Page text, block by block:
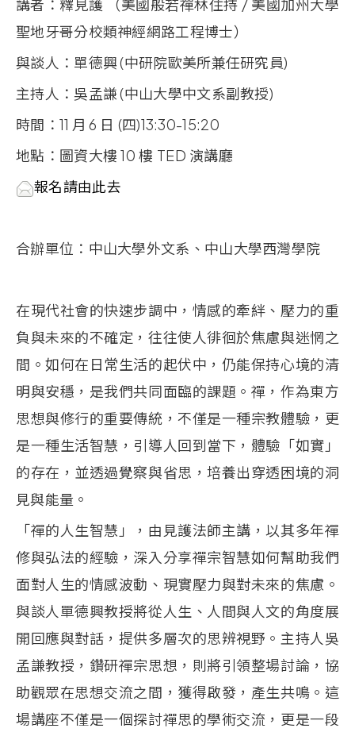
講者：釋見護 （美國般若禪林住持 / 美國加州大學
聖地牙哥分校類神經網路工程博士）
與談人：單德興 (中研院歐美所兼任研究員)
主持人：吳孟謙 (中山大學中文系副教授)
時間：11 月 6 日 (四)13:30-15:20
地點：圖資大樓10 樓 TED 演講廳
報名請由此去
合辦單位：中山大學外文系、中山大學西灣學院
在現代社會的快速步調中，情感的牽絆、壓力的重
負與未來的不確定，往往使人徘徊於焦慮與迷惘之
間。如何在日常生活的起伏中，仍能保持心境的清
明與安穩，是我們共同面臨的課題。禪，作為東方
思想與修行的重要傳統，不僅是一種宗教體驗，更
是一種生活智慧，引導人回到當下，體驗「如實」
的存在， 並透過覺察與省思，培養出穿透困境的洞
見與能量。
「禪的人生智慧」，由見護法師主講，以其多年禪
修與弘法的經驗，深入分享禪宗智慧如何幫助我們
面對人生的情感波動、現實壓力與對未來的焦慮。
與談人單德興教授將從人生、人間與人文的角度展
開回應與對話，提供多層次的思辨視野。主持人吳
孟謙教授，鑽研禪宗思想，則將引領整場討論，協
助觀眾在思想交流之間，獲得啟發，產生共鳴。 這
場講座不僅是一個探討禪思的學術交流，更是一段